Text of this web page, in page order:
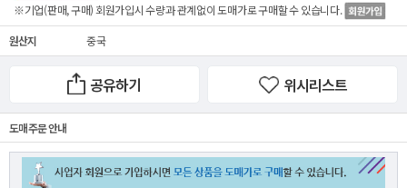
※기업(판매, 구매) 회원가입시 수량과 관계없이도매가로 구매할 수 있습니다.
원산지 중국
공유하기 위시리스트
도매 주문 안내